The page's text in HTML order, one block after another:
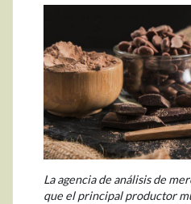
La agencia de análisis de
que el principal productor